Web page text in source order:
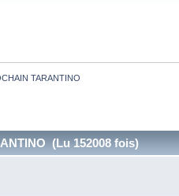
TARANTINO
(Lu 152008 fois)